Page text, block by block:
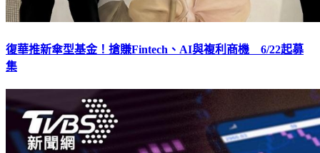
復華推新傘型基金！搶賺Fintech、AI與複利商機 6/22起募
集